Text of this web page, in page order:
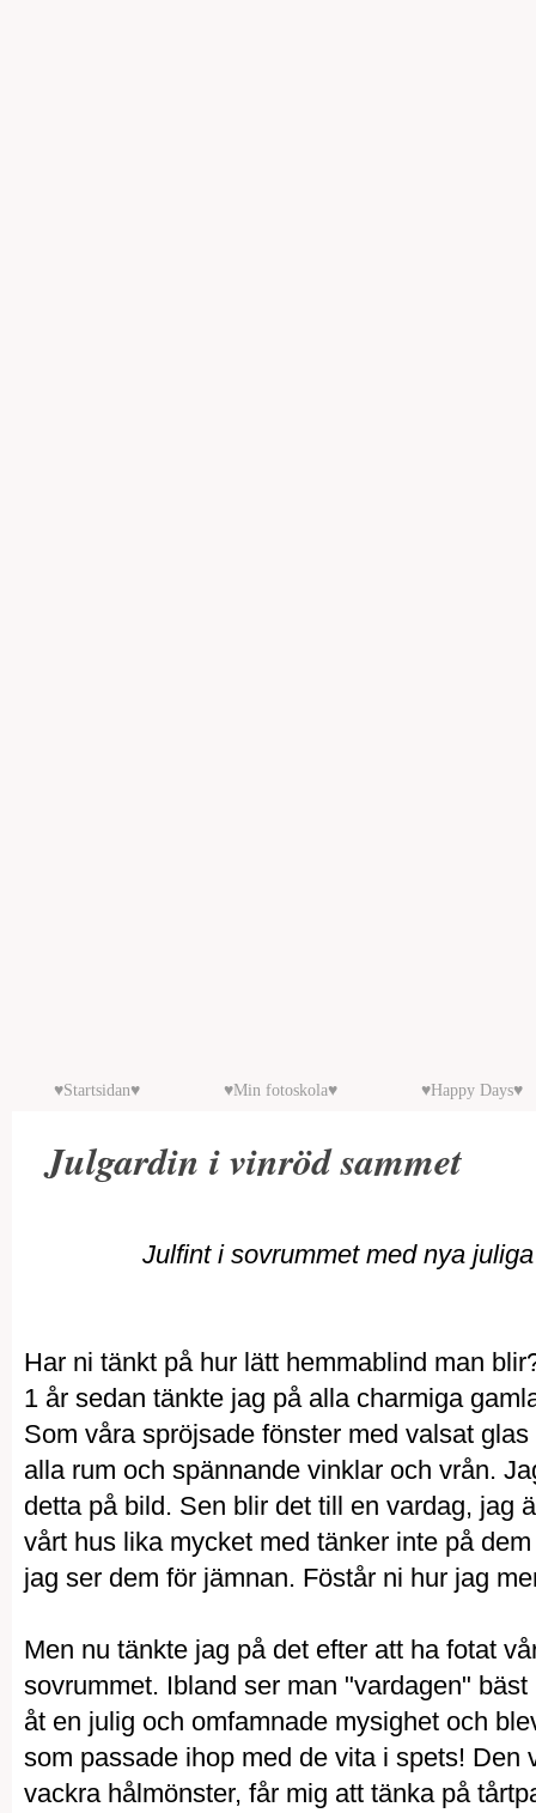
♥Startsidan♥ ♥Min fotoskola♥ ♥Happy Days♥
Julgardin i vinröd sammet
Julfint i sovrummet med nya
Har ni tänkt på hur lätt hemmablind man
1 år sedan tänkte jag på alla charmiga
Som våra spröjsade fönster med valsat
alla rum och spännande vinklar och vrån.
detta på bild. Sen blir det till en vardag, jag
vårt hus lika mycket med tänker inte på
jag ser dem för jämnan. Föstår ni hur jag
Men nu tänkte jag på det efter att ha fotat
sovrummet. Ibland ser man "vardagen"
åt en julig och omfamnade mysighet och
som passade ihop med de vita i spets! Den
vackra hålmönster, får mig att tänka på